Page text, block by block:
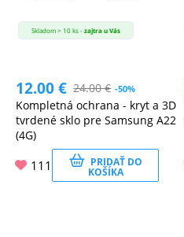
Skladom > 10 ks -zajtra u Vás
12.00€ 24.00€ -50%
Kompletná ochrana - kryt a 3D
tvrdené sklo pre Samsung A22
(4G)
111 PRIDAŤ DO
KOŠÍKA